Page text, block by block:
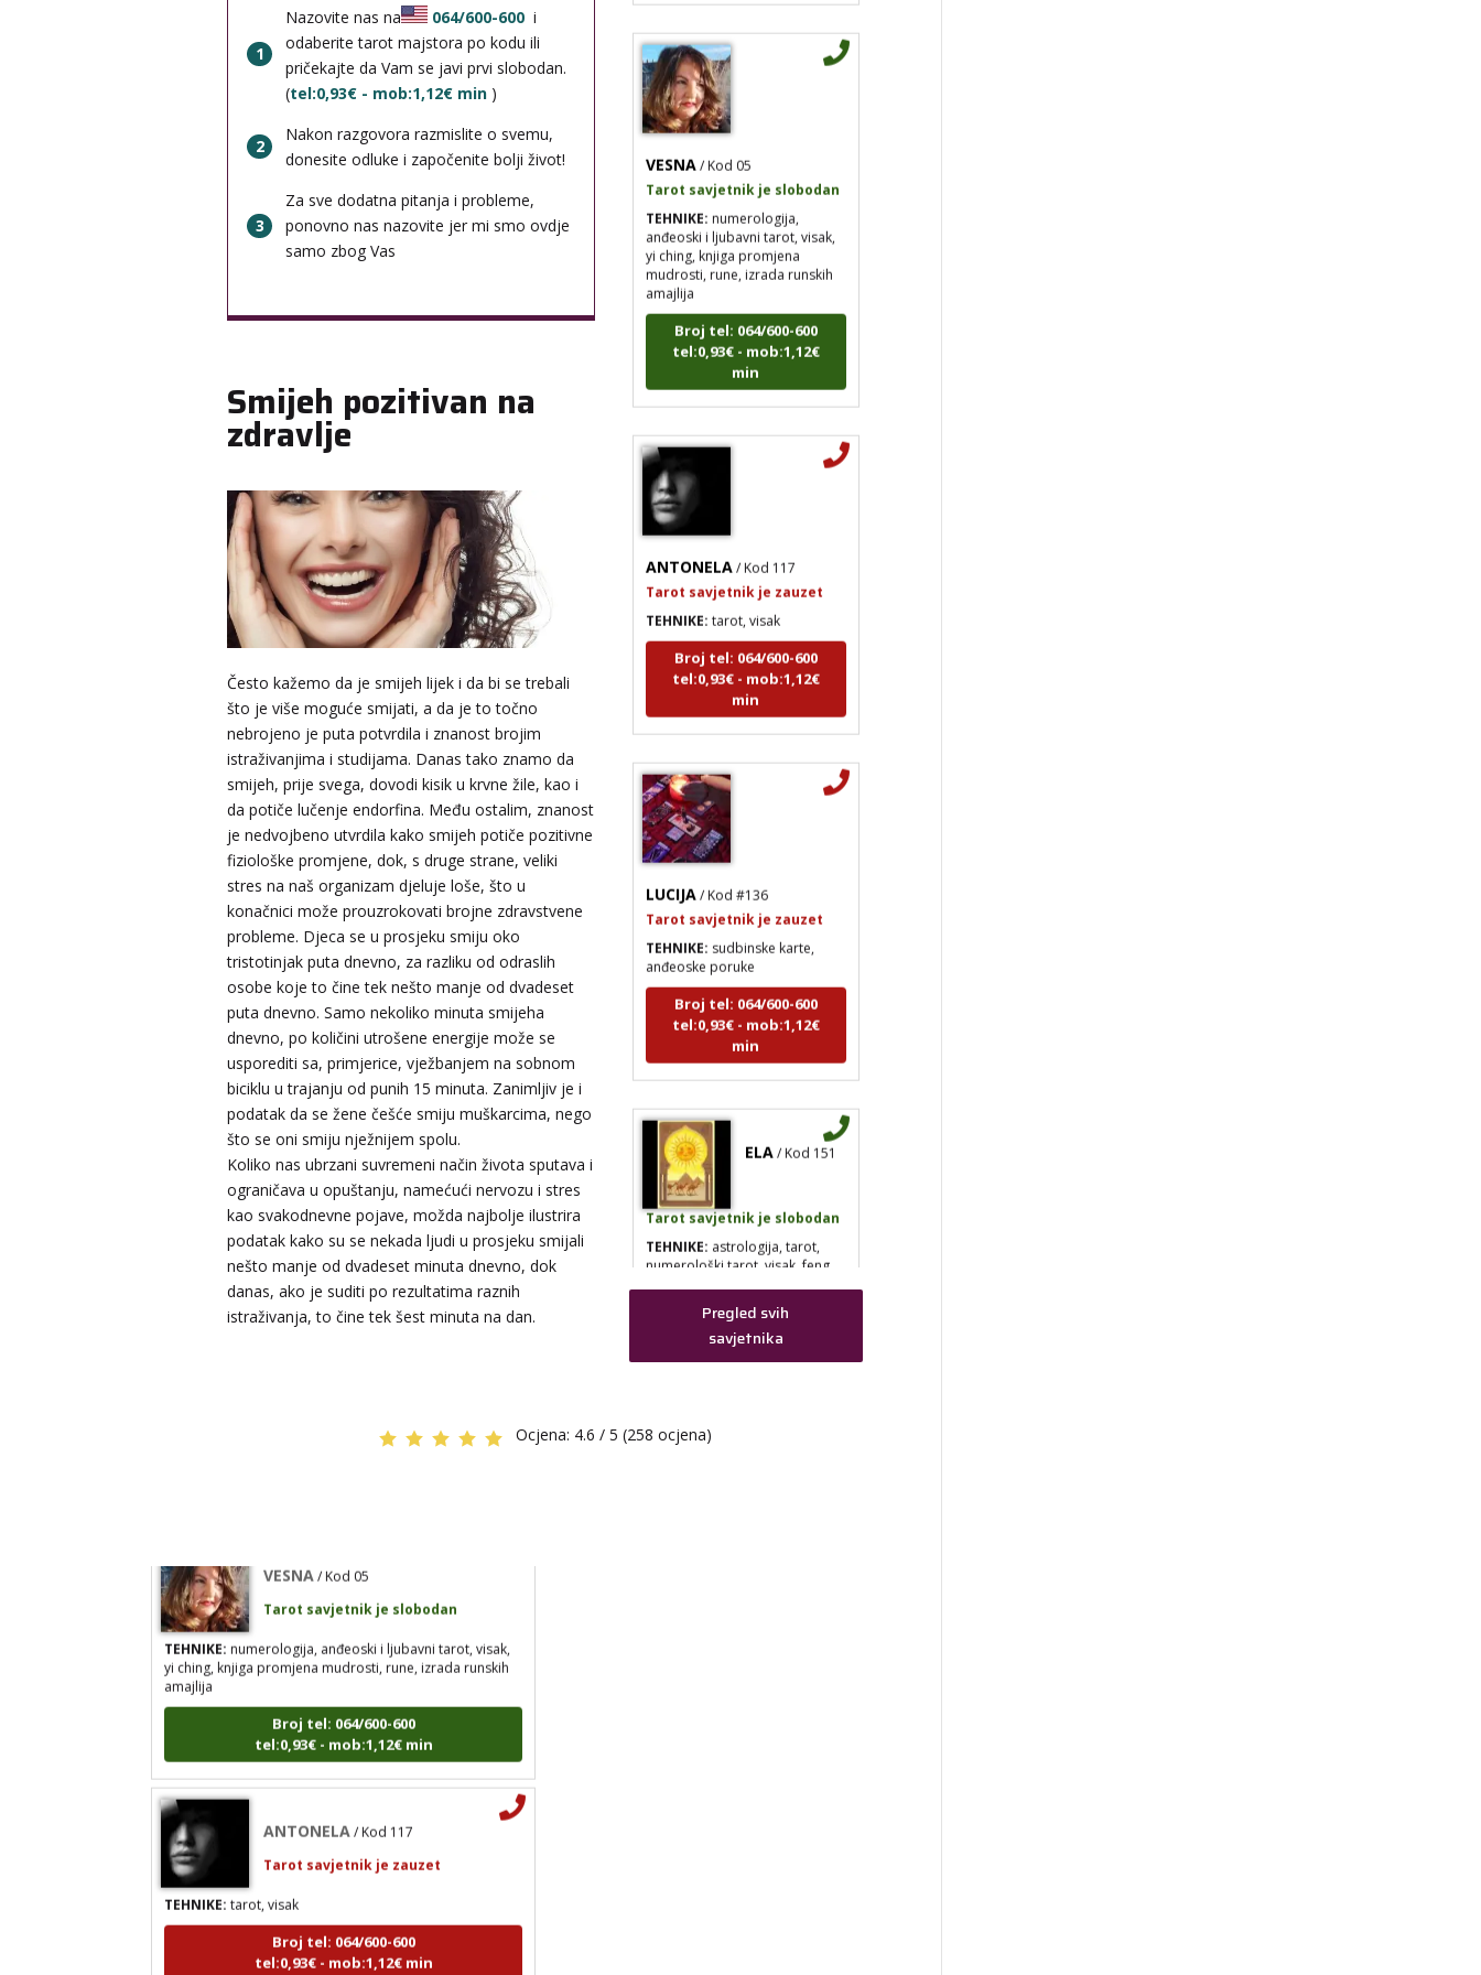
1
Nazovite nas na 064/600-600 i
odaberite tarot majstora po kodu ili
pričekajte da Vam se javi prvi slobodan.
(tel:0,93€ - mob:1,12€ min )
2
Nakon razgovora razmislite o svemu,
donesite odluke i započenite bolji život!
3
Za sve dodatna pitanja i probleme,
ponovno nas nazovite jer mi smo ovdje
samo zbog Vas
Smijeh pozitivan na
zdravlje
Često kažemo da je smijeh lijek i da bi se trebali
što je više moguće smijati, a da je to točno
nebrojeno je puta potvrdila i znanost brojim
istraživanjima i studijama. Danas tako znamo da
smijeh, prije svega, dovodi kisik u krvne žile, kao i
da potiče lučenje endorfina. Među ostalim, znanost
je nedvojbeno utvrdila kako smijeh potiče pozitivne
fiziološke promjene, dok, s druge strane, veliki
stres na naš organizam djeluje loše, što u
konačnici može prouzrokovati brojne zdravstvene
probleme. Djeca se u prosjeku smiju oko
tristotinjak puta dnevno, za razliku od odraslih
osobe koje to čine tek nešto manje od dvadeset
puta dnevno. Samo nekoliko minuta smijeha
dnevno, po količini utrošene energije može se
usporediti sa, primjerice, vježbanjem na sobnom
biciklu u trajanju od punih 15 minuta. Zanimljiv je i
podatak da se žene češće smiju muškarcima, nego
što se oni smiju nježnijem spolu.
Koliko nas ubrzani suvremeni način života sputava i
ograničava u opuštanju, namećući nervozu i stres
kao svakodnevne pojave, možda najbolje ilustrira
podatak kako su se nekada ljudi u prosjeku smijali
nešto manje od dvadeset minuta dnevno, dok
danas, ako je suditi po rezultatima raznih
istraživanja, to čine tek šest minuta na dan.
Tarot savjetnik je slobodan
TEHNIKE:numerologija,
anđeoski i ljubavni tarot, visak,
yi ching, knjiga promjena
mudrosti, rune, izrada runskih
amajlija
Broj tel: 064/600-600
tel:0,93€ - mob:1,12€
min
Tarot savjetnik je zauzet
TEHNIKE:tarot, visak
Broj tel: 064/600-600
tel:0,93€ - mob:1,12€
min
Tarot savjetnik je zauzet
TEHNIKE:sudbinske karte,
anđeoske poruke
Broj tel: 064/600-600
tel:0,93€ - mob:1,12€
min
/ Kod 151
Tarot savjetnik je slobodan
TEHNIKE:astrologija, tarot,
numerološki tarot, visak, feng
shui numerologija, anđeoski
kristali, reiki, terapija bojama,
anđeoske karte, iscjeljivanje
anđeoskim energijama
Pregled svih
savjetnika
Ocjena: 4.6 / 5 (258 ocjena)
LUCIJA / Kod #136
Tarot savjetnik je zauzet
TEHNIKE:sudbinske karte, anđeoske poruke
Broj tel: 064/600-600
tel:0,93€ - mob:1,12€ min
ELA
/ Kod 151
Tarot savjetnik je slobodan
Broj tel: 064/600-600
TEHNIKE:numerologija, anđeoski i ljubavni tarot, visak,
yi ching, knjiga promjena mudrosti, rune, izrada runskih
amajlija
Broj tel: 064/600-600
tel:0,93€ - mob:1,12€ min
TEHNIKE:tarot, visak
Broj tel: 064/600-600
tel:0,93€ - mob:1,12€ min